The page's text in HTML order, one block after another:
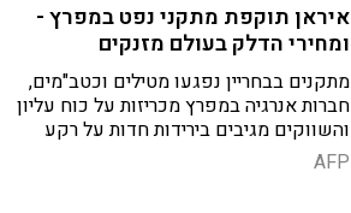
איראן תוקפת מתקני נפט במפרץ -
ומחירי הדלק בעולם מזנקים
מתקנים בבחריין נפגעו מטילים וכטב"מים,
חברות אנרגיה במפרץ מכריזות על כוח עליון
והשווקים מגיבים בירידות חדות על רקע
חשש לשיבוש באספקת הנפט העולמית
AFP